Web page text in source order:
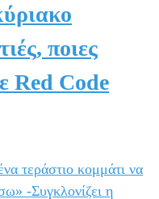
ποιες
Red Code
τεράστιο κομμάτι να
-Συγκλονίζει η